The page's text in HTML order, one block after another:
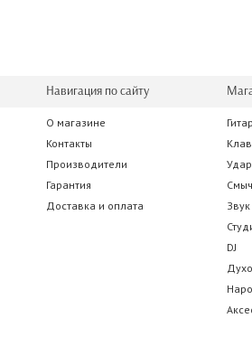
Навигация по сайту
О магазине
Контакты
Производители
Гарантия
Доставка и оплата
Звук
DJ